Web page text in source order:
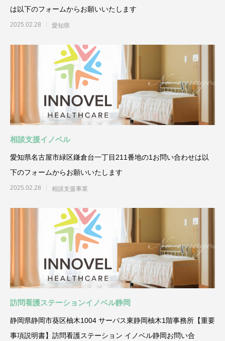
は以下のフォームからお願いいたします
2025.02.28 愛知県
相談支援イノベル
愛知県名古屋市緑区鎌倉台一丁目211番地の1お問い合わせは以
下のフォームからお願いいたします
2025.02.28 相談支援事業
訪問看護ステーションイノベル静岡
静岡県静岡市葵区柚木1004 サーパス東静岡柚木1階事務所【重要
事項説明書】訪問看護ステーション イノベル静岡お問い合